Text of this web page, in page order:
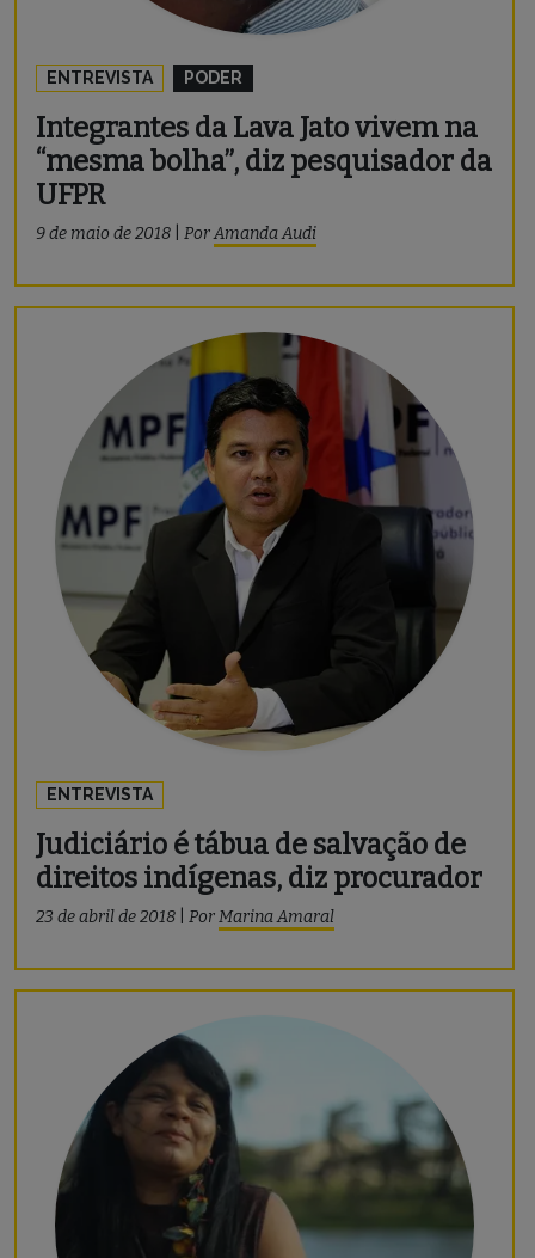
ENTREVISTA PODER
Integrantes da Lava Jato vivem na
“mesma bolha”, diz pesquisador da
UFPR
9 de maio de 2018 PorAmanda Audi
ENTREVISTA
Judiciário é tábua de salvação de
direitos indígenas, diz procurador
23 de abril de 2018 PorMarina Amaral